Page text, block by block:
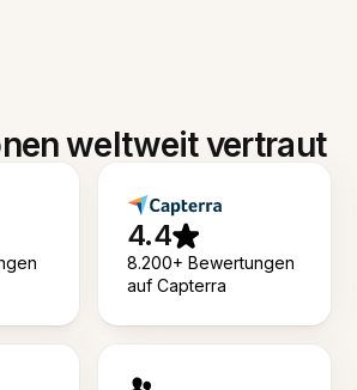
weltweit vertraut
4.4
8.200+ Bewertungen
auf Capterra